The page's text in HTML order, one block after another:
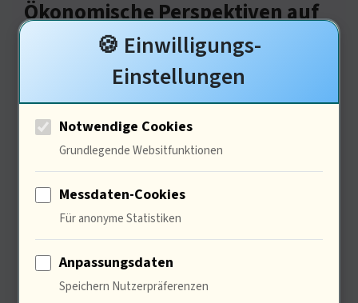
Ökonomische Perspektiven auf
die Gesetzgebung
Die Gesetzgebung könnte die
Werbeeinnahmen der sozialen
🍪 Einwilligungs-
Einstellungen
Notwendige Cookies
Grundlegende Websitfunktionen
Messdaten-Cookies
Für anonyme Statistiken
Anpassungsdaten
Speichern Nutzerpräferenzen